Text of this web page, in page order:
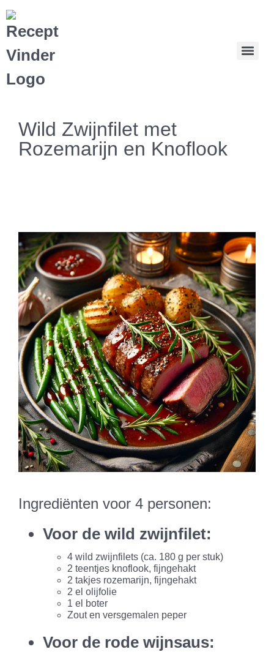
Wild Zwijnfilet met
Rozemarijn en Knoflook
Ingrediënten voor 4 personen:
Voor de wild zwijnfilet:
4 wild zwijnfilets (ca. 180 g per stuk)
2 teentjes knoflook, fijngehakt
2 takjes rozemarijn, fijngehakt
2 el olijfolie
1 el boter
Zout en versgemalen peper
Voor de rode wijnsaus: